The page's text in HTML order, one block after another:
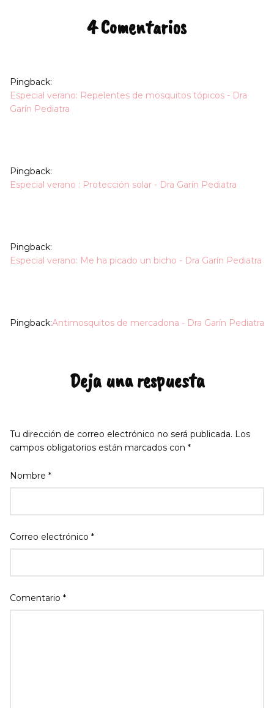
4 Comentarios
Pingback:
Especial verano: Repelentes de mosquitos tópicos - Dra
Garín Pediatra
Pingback:
Especial verano : Protección solar - Dra Garín Pediatra
Pingback:
Especial verano: Me ha picado un bicho - Dra Garín Pediatra
Pingback:Antimosquitos de mercadona - Dra Garín Pediatra
Deja una respuesta
Tu dirección de correo electrónico no será publicada. Los
campos obligatorios están marcados con *
Comentario *
Nombre *
Correo electrónico *